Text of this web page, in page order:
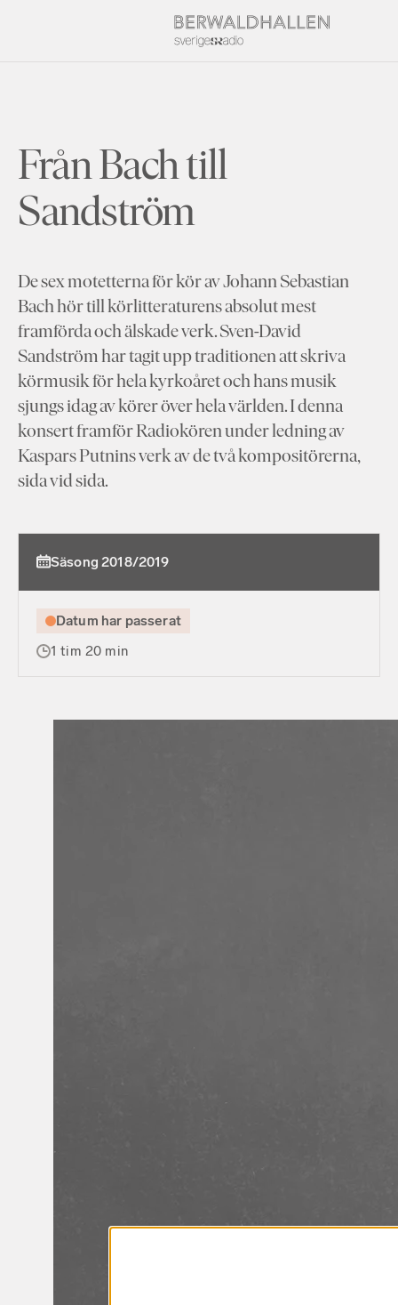
Från Bach till
Sandström
De sex motetterna för kör av Johann Sebastian
Bach hör till körlitteraturens absolut mest
framförda och älskade verk. Sven-David
Sandström har tagit upp traditionen att skriva
körmusik för hela kyrkoåret och hans musik
sjungs idag av körer över hela världen. I denna
konsert framför Radiokören under ledning av
Kaspars Putnins verk av de två kompositörerna,
sida vid sida.
Säsong 2018/2019
Datum har passerat
1 tim 20 min